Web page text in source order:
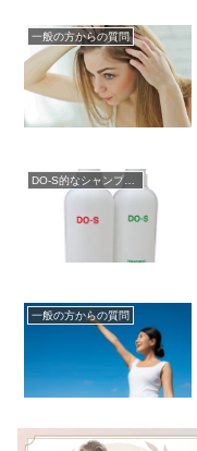
一般の方からの質問
DO-S的なシャンプー解析
一般の方からの質問